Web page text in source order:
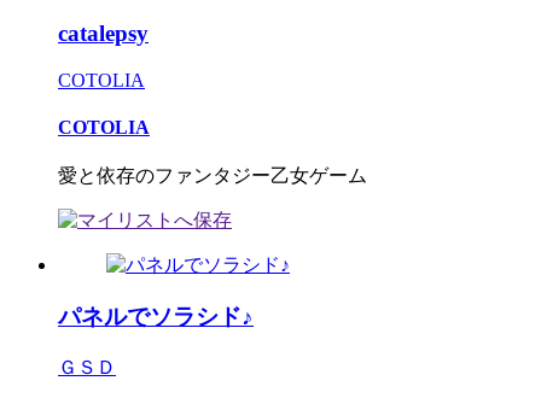
catalepsy
COTOLIA
COTOLIA
愛と依存のファンタジー乙女ゲーム
パネルでソラシド♪
ＧＳＤ